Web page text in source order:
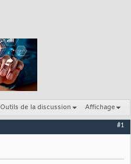
Outils de la discussion Affichage
#1